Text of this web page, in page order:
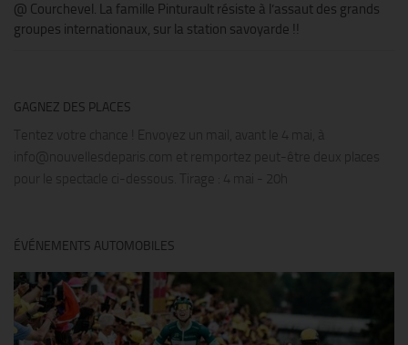
@ Courchevel. La famille Pinturault résiste à l’assaut des grands
groupes internationaux, sur la station savoyarde !!
GAGNEZ DES PLACES
Tentez votre chance ! Envoyez un mail, avant le 4 mai, à
info@nouvellesdeparis.com et remportez peut-être deux places
pour le spectacle ci-dessous. Tirage : 4 mai - 20h
ÉVÉNEMENTS AUTOMOBILES